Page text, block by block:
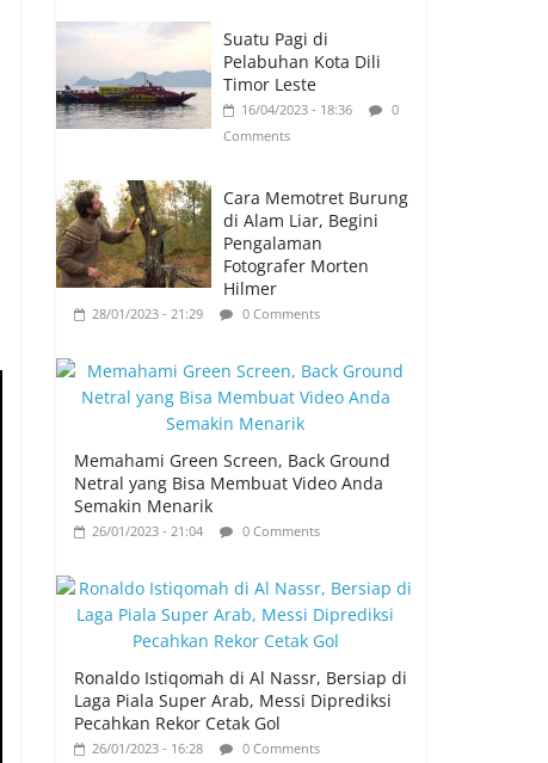
Rupiah Per Bulan Dari
Foto Handphone
04/08/2023 - 09:26 0 Comments
Suatu Pagi di
Pelabuhan Kota Dili
Timor Leste
16/04/2023 - 18:36
0
Comments
Cara Memotret Burung
di Alam Liar, Begini
Pengalaman
Fotografer Morten
Hilmer
28/01/2023 - 21:29 0 Comments
Memahami Green Screen, Back Ground
Netral yang Bisa Membuat Video Anda
Semakin Menarik
26/01/2023 - 21:04 0 Comments
Ronaldo Istiqomah di Al Nassr, Bersiap di
Laga Piala Super Arab, Messi Diprediksi
Pecahkan Rekor Cetak Gol
26/01/2023 - 16:28 0 Comments